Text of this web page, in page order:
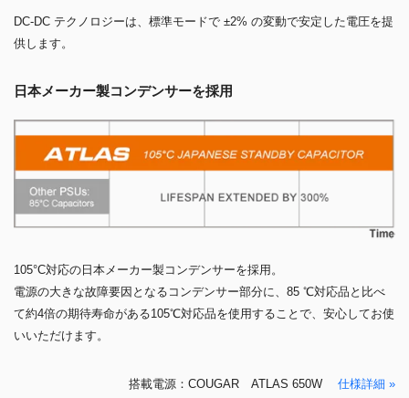
DC-DC テクノロジーは、標準モードで ±2% の変動で安定した電圧を提
供します。
日本メーカー製コンデンサーを採用
105°C対応の日本メーカー製コンデンサーを採用。
電源の大きな故障要因となるコンデンサー部分に、85 ℃対応品と比べ
て約4倍の期待寿命がある105℃対応品を使用することで、安心してお使
いいただけます。
搭載電源：COUGAR ATLAS 650W 仕様詳細 »